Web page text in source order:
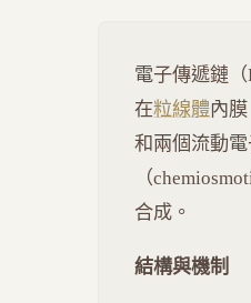
電子傳遞鏈（
在粒線體內
和兩個流動
（
合成。
結構與機制